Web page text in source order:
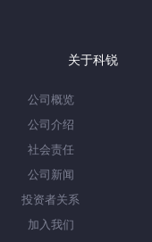
关于科锐
公司概览
公司介绍
社会责任
公司新闻
投资者关系
加入我们